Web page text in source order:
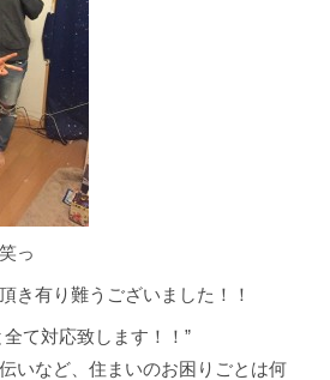
っ
き有り難うございました！！
て対応致します！！”
いなど、住まいのお困りごとは何